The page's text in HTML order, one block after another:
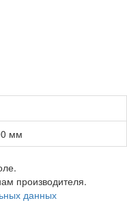
мм
производителя.
данных